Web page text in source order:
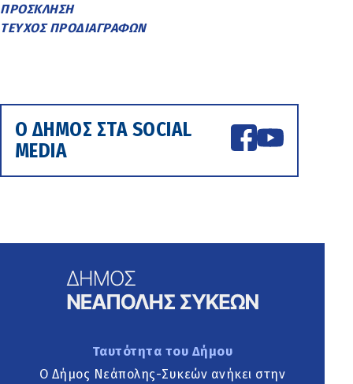
ΠΡΟΣΚΛΗΣΗ
ΤΕΥΧΟΣ ΠΡΟΔΙΑΓΡΑΦΩΝ
Ο ΔΗΜΟΣ ΣΤΑ SOCIAL
MEDIA
Ταυτότητα του Δήμου
Ο Δήμος Νεάπολης-Συκεών ανήκει στην